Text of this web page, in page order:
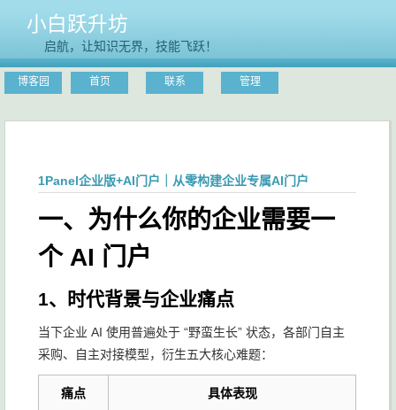
小白跃升坊
启航，让知识无界，技能飞跃！
博客园 首页 联系 管理
1Panel企业版+AI门户｜从零构建企业专属AI门户
一、为什么你的企业需要一
个 AI 门户
1、时代背景与企业痛点
当下企业 AI 使用普遍处于 “野蛮生长” 状态，各部门自主
采购、自主对接模型，衍生五大核心难题：
痛点 具体表现